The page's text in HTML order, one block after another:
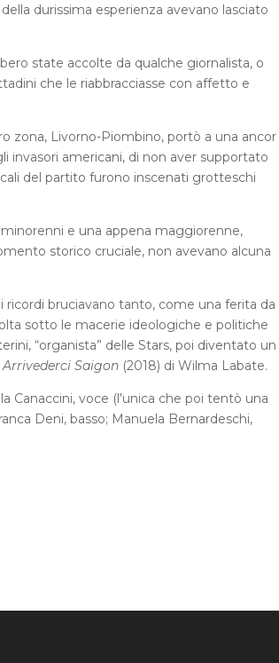
durissima esperienza avevano lasciato
state accolte da qualche giornalista, o
che le riabbracciasse con affetto e
zona, Livorno-Piombino, portò a una ancor
invasori americani, di non aver supportato
del partito furono inscenati grotteschi
e una appena maggiorenne,
storico cruciale, non avevano alcuna
ricordi bruciavano tanto, come una ferita da
sotto le macerie ideologiche e politiche
“organista” delle Stars, poi diventato un
Arrivederci Saigon(2018) di Wilma Labate.
Canaccini, voce (l’unica che poi tentò una
Deni, basso; Manuela Bernardeschi,